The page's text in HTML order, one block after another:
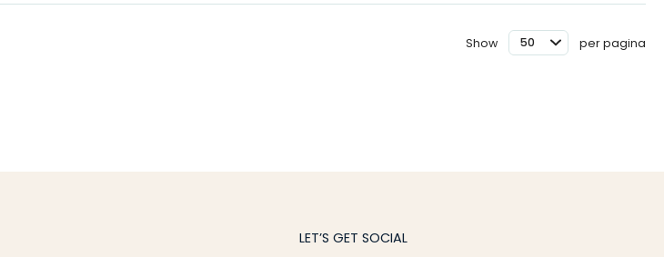
Show per pagina
LET’S GET SOCIAL